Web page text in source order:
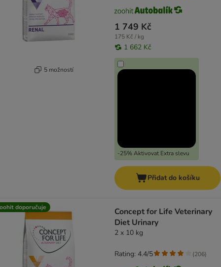
5 možností
1 749 Kč
175 Kč / kg
1 662 Kč
-25% Aktivovat Extra slevu
Přidat do košíku
doporučuje
Concept for Life Veterinary
Diet Urinary
2 x 10 kg
Rating: 4.4/5 (206)